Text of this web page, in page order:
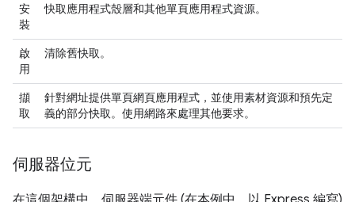
安
裝
快取應用程式殼層和其他單頁應用程式資源。
啟
用
清除舊快取。
擷
取
針對網址提供單頁網頁應用程式，並使用素材資源和預先定
義的部分快取。使用網路來處理其他要求。
伺服器位元